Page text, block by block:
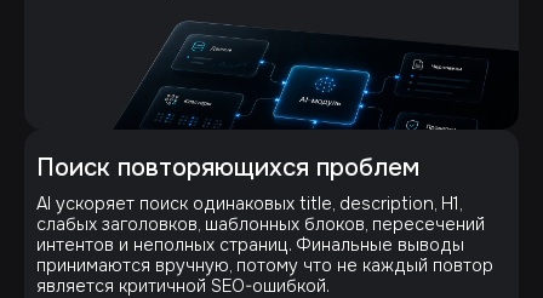
Поиск повторяющихся проблем
AI ускоряет поиск одинаковых title, description, H1,
слабых заголовков, шаблонных блоков, пересечений
интентов и неполных страниц. Финальные выводы
принимаются вручную, потому что не каждый повтор
является критичной SEO-ошибкой.